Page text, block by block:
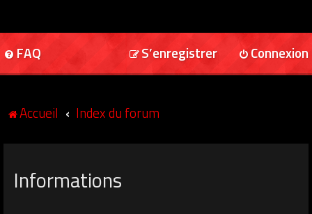
FAQ Connexion
S’enregistrer
Accueil Index du forum
Informations